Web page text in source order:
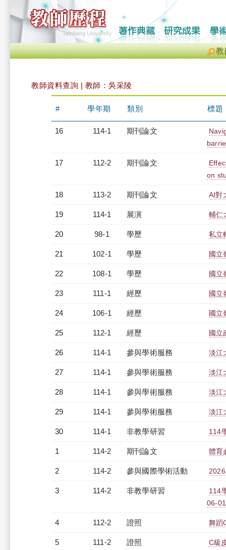
教
教師資料查詢 | 教師：吳采陵
# 學年期 類別 標題
16 114-1 期刊論文
17 112-2 期刊論文
on
18 113-2 期刊論文 AI對
19 114-1 展演 輔仁
20 98-1 學歷 私立
21 102-1 學歷 國立
22 108-1 學歷 國立
23 111-1 經歷 國立
24 106-1 經歷 國立
25 112-1 經歷 國立
26 114-1 參與學術服務 淡江
27 114-1 參與學術服務 淡江
28 114-1 參與學術服務 淡江
29 114-1 參與學術服務 淡江
30 114-1 非教學研習 114
1 114-2 期刊論文 體育
2 114-2 參與國際學術活動
3 114-2 非教學研習
114
06-
4 112-2 證照 舞蹈
5 111-2 證照 C級